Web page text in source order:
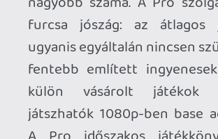
rossz sajtója (csalódást keltő korai start,
nemrég pedig a stúdióbezárások híre)
nem teszi vonzóvá a rendszert az amúgy
is nehezen meggyőzhető játékosok
számára. Valószínűleg még az anyacég
sem tudja, hogy mit kezdjen a Stadiával:
bár maga a streaming jól működik, a
szolgáltatás nem jövedelmező. Még az is